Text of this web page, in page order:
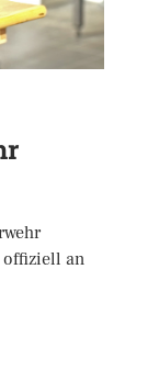
offiziell an